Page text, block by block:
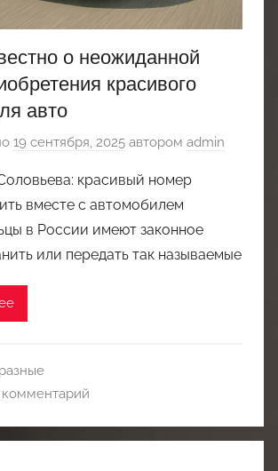
о неожиданной
красивого
авто
19 сентября, 2025 автором admin
красивый номер
вместе с автомобилем
в России имеют законное
или передать так называемые
комментарий